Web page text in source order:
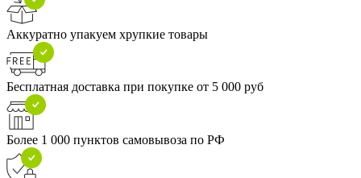
Аккуратно упакуем хрупкие товары
Бесплатная доставка при покупке от 5 000 руб
Более 1 000 пунктов самовывоза по РФ